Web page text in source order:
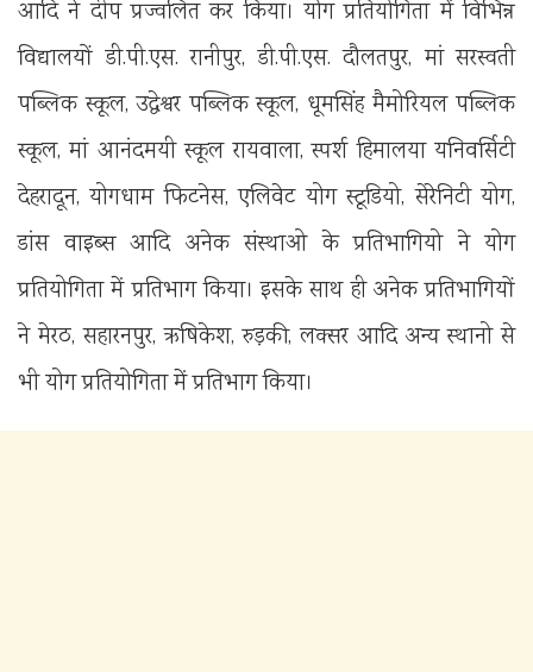
आदि ने दीप प्रज्वलित कर किया। योग प्रतियोगिता में विभिन्न
विद्यालयों डी.पी.एस. रानीपुर, डी.पी.एस. दौलतपुर, मां सरस्वती
पब्लिक स्कूल, उद्धेश्वर पब्लिक स्कूल, धूमसिंह मैमोरियल पब्लिक
स्कूल, मां आनंदमयी स्कूल रायवाला, स्पर्श हिमालया यनिवर्सिटी
देहरादून, योगधाम फिटनेस, एलिवेट योग स्टूडियो, सेरेनिटी योग,
डांस वाइब्स आदि अनेक संस्थाओ के प्रतिभागियो ने योग
प्रतियोगिता में प्रतिभाग किया। इसके साथ ही अनेक प्रतिभागियों
ने मेरठ, सहारनपुर, ऋषिकेश, रुड़की, लक्सर आदि अन्य स्थानो से
भी योग प्रतियोगिता में प्रतिभाग किया।